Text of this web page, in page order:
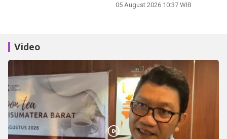
05 August 2026 10:37 WIB
Video